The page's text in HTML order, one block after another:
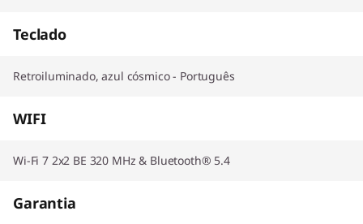
Teclado
Retroiluminado, azul cósmico - Português
WIFI
Wi-Fi 7 2x2 BE 320 MHz & Bluetooth® 5.4
Garantia